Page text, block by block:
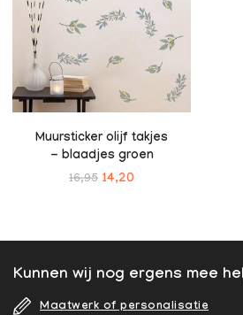
Muursticker olijf takjes
- blaadjes groen
16,95 14,20
Kunnen wij nog ergens mee
Maatwerk of personalisatie